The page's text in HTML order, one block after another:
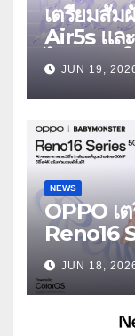
เตรียมสัม
Air5s แล
ไร้สายรุ่น
ตัดเสียงร
ใส่
JUN 19,
NEWS
OPPO เ
Reno16
ประกาศ
ฐานะ
ประสบกา
อัปเกรด
JUN 18,